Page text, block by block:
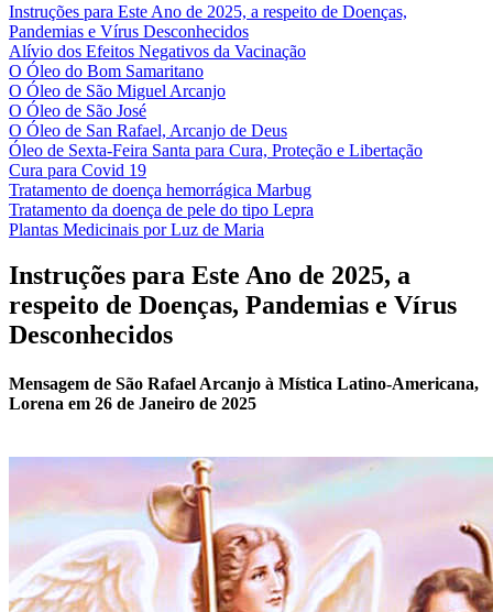
Instruções para Este Ano de 2025, a respeito de Doenças,
Pandemias e Vírus Desconhecidos
Alívio dos Efeitos Negativos da Vacinação
O Óleo do Bom Samaritano
O Óleo de São Miguel Arcanjo
O Óleo de São José
O Óleo de San Rafael, Arcanjo de Deus
Óleo de Sexta-Feira Santa para Cura, Proteção e Libertação
Cura para Covid 19
Tratamento de doença hemorrágica Marbug
Tratamento da doença de pele do tipo Lepra
Plantas Medicinais por Luz de Maria
Instruções para Este Ano de 2025, a
respeito de Doenças, Pandemias e Vírus
Desconhecidos
Mensagem de São Rafael Arcanjo à Mística Latino-Americana,
Lorena em 26 de Janeiro de 2025